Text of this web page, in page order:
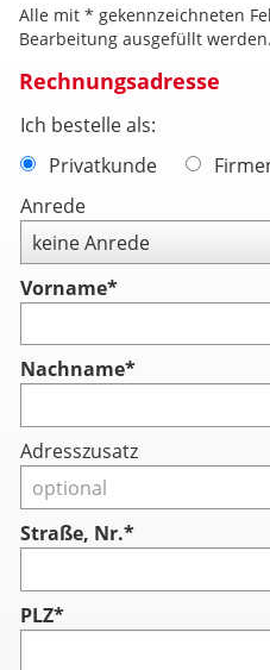
Alle mit * gekennzeichneten
Bearbeitung ausgefüllt werden.
Rechnungsadresse
Ich bestelle als:
Privatkunde
Anrede
Vorname*
Nachname*
Adresszusatz
Straße, Nr.*
PLZ*